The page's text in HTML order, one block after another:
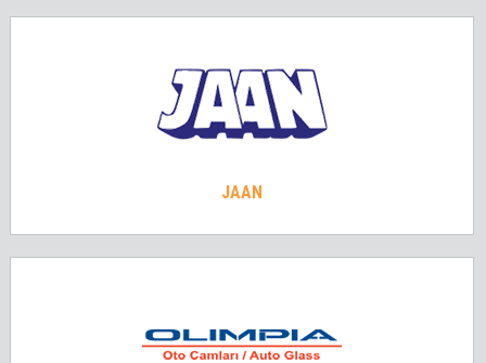
JAAN